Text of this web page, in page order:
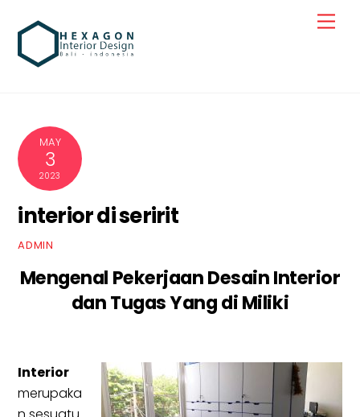
content
MAY
3
2023
interior di seririt
ADMIN
Mengenal Pekerjaan Desain Interior
dan Tugas Yang di Miliki
Interior
merupaka